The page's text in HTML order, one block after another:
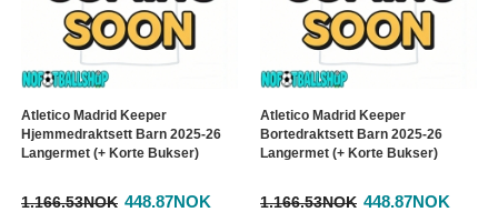
Atletico Madrid Keeper
Hjemmedraktsett Barn 2025-26
Langermet (+ Korte Bukser)
1.166.53NOK 448.87NOK
Atletico Madrid Keeper
Bortedraktsett Barn 2025-26
Langermet (+ Korte Bukser)
1.166.53NOK 448.87NOK